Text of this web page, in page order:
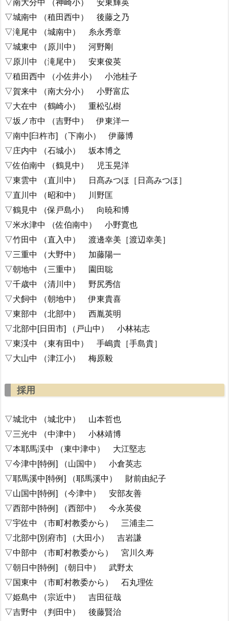
▽南大分中 （神崎小） 安東輝英
▽城南中 （稙田西中） 後藤之乃
▽滝尾中 （城南中） 糸永秀章
▽城東中 （原川中） 河野剛
▽原川中 （滝尾中） 安東俊英
▽稙田西中 （小佐井小） 小池桂子
▽賀来中 （南大分小） 小野富広
▽大在中 （鶴崎小） 重松弘樹
▽坂ノ市中 （吉野中） 伊東洋一
▽南中[臼杵市] （下南小） 伊藤博
▽庄内中 （石城小） 坂本博之
▽佐伯南中 （鶴見中） 児玉晃洋
▽東雲中 （直川中） 日髙みつほ［日高みつほ］
▽直川中 （昭和中） 川野匡
▽鶴見中 （保戸島小） 向暁和博
▽米水津中 （佐伯南中） 小野寛也
▽竹田中 （直入中） 渡邊幸美［渡辺幸美］
▽三重中 （大野中） 加藤陽一
▽朝地中 （三重中） 園田聡
▽千歳中 （清川中） 野尻秀信
▽犬飼中 （朝地中） 伊東貴喜
▽東部中 （北部中） 西胤英明
▽北部中[日田市] （戸山中） 小林祐志
▽東渓中 （東有田中） 手嶋貴［手島貴］
▽大山中 （津江小） 梅原毅
採用
▽城北中 （城北中） 山本哲也
▽三光中 （中津中） 小林靖博
▽本耶馬渓中 （東中津中） 大江堅志
▽今津中[特例] （山国中） 小倉英志
▽耶馬溪中[特例] （耶馬溪中） 財前由紀子
▽山国中[特例] （今津中） 安部友善
▽西部中[特例] （西部中） 今永英俊
▽宇佐中 （市町村教委から） 三浦圭二
▽北部中[別府市] （大田小） 吉岩謙
▽中部中 （市町村教委から） 宮川久寿
▽朝日中[特例] （朝日中） 武野太
▽国東中 （市町村教委から） 石丸理佐
▽姫島中 （宗近中） 吉田征哉
▽吉野中 （判田中） 後藤賢治